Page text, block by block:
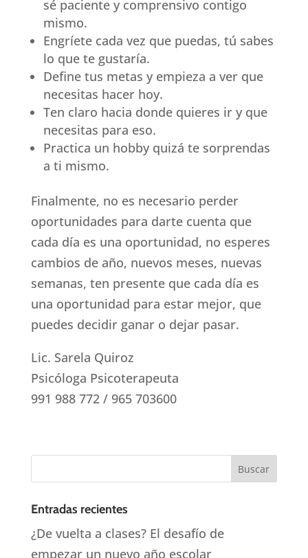
sé paciente y comprensivo contigo
mismo.
Engríete cada vez que puedas, tú sabes
lo que te gustaría.
Define tus metas y empieza a ver que
necesitas hacer hoy.
Ten claro hacia donde quieres ir y que
necesitas para eso.
Practica un hobby quizá te sorprendas
a ti mismo.
Finalmente, no es necesario perder
oportunidades para darte cuenta que
cada día es una oportunidad, no esperes
cambios de año, nuevos meses, nuevas
semanas, ten presente que cada día es
una oportunidad para estar mejor, que
puedes decidir ganar o dejar pasar.
Lic. Sarela Quiroz
Psicóloga Psicoterapeuta
991 988 772 / 965 703600
Entradas recientes
¿De vuelta a clases? El desafío de
empezar un nuevo año escolar